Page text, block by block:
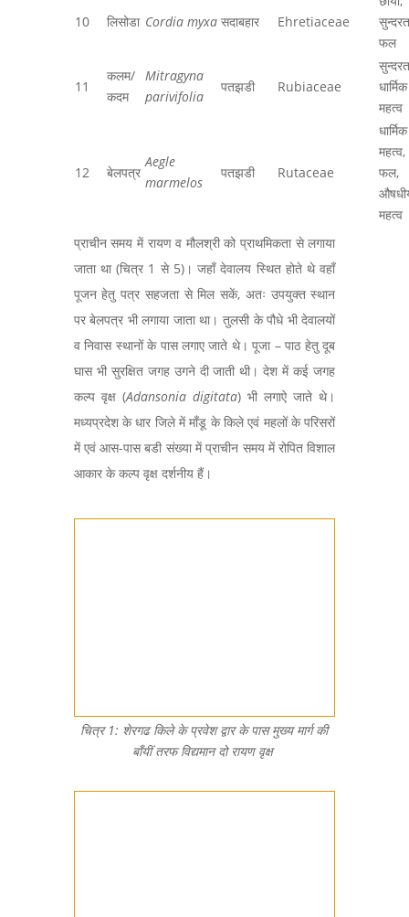
10 लिसोडा Cordia myxa सदाबहार Ehretiaceae
फल
11
कलम/
कदम
Mitragyna
parivifolia
पतझडी Rubiaceae
धार्मिक
महत्व
12 बेलपत्र
Aegle
marmelos
पतझडी Rutaceae
धार्मिक
महत्व,
फल,
महत्व
प्राचीन समय में रायण व मौलश्री को प्राथमिकता से लगाया
जाता था (चित्र 1 से 5)। जहाँ देवालय स्थित होते थे वहाँ
पूजन हेतु पत्र सहजता से मिल सकें, अतः उपयुक्त स्थान
पर बेलपत्र भी लगाया जाता था। तुलसी के पौधे भी देवालयों
व निवास स्थानों के पास लगाए जाते थे। पूजा – पाठ हेतु दूब
घास भी सुरक्षित जगह उगने दी जाती थी। देश में कई जगह
कल्प वृक्ष (Adansonia digitata) भी लगाऐ जाते थे।
मध्यप्रदेश के धार जिले में माँडू के किले एवं महलों के परिसरों
में एवं आस-पास बडी संख्या में प्राचीन समय में रोपित विशाल
आकार के कल्प वृक्ष दर्शनीय हैं।
चित्र 1: शेरगढ किले के प्रवेश द्वार के पास मुख्य मार्ग की
बाँयीं तरफ विद्यमान दो रायण वृक्ष